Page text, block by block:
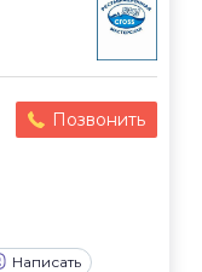
Позвонить
Написать